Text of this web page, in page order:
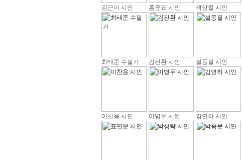
김근이 시인 홍윤표 시인 곽상철 시인
최태준 수필가 김진환 시인 설동필 시인
이찬용 시인 이병두 시인 김연하 시인